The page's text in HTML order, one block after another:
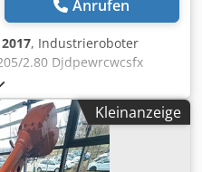
Anrufen
2017, Industrieroboter
2.80 Djdpewrcwcsfx
Inkl.
Gewicht: ca. 1.260 kg 2
Verfahrachse ca. 25 m
Kleinanzeige